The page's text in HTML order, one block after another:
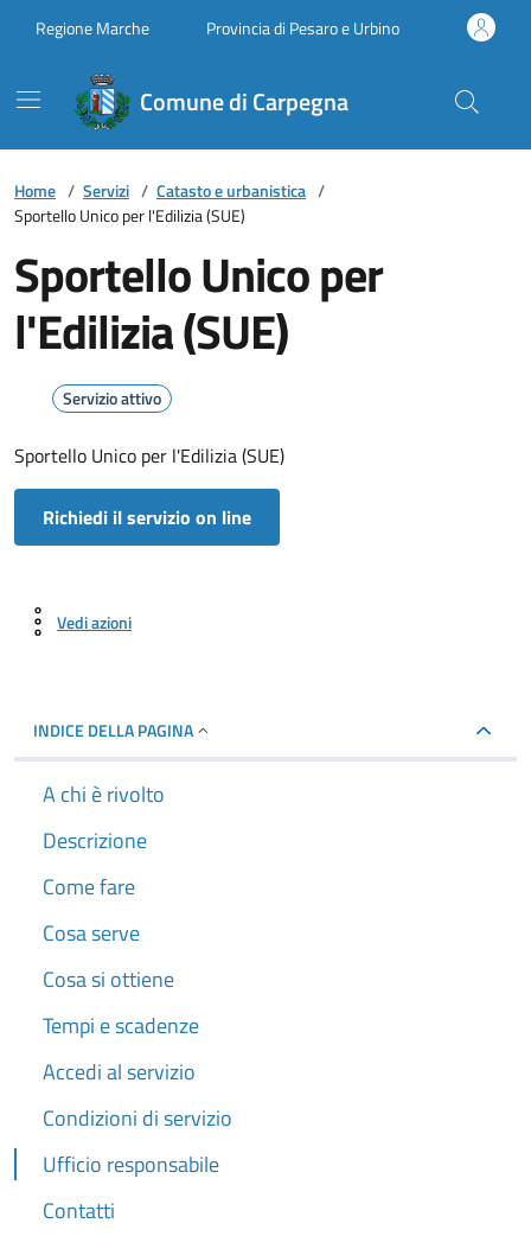
Regione Marche Provincia di Pesaro e Urbino
Comune di Carpegna
Home / Servizi / Catasto e urbanistica /
Sportello Unico per l'Edilizia (SUE)
Sportello Unico per
l'Edilizia (SUE)
Servizio attivo
Sportello Unico per l'Edilizia (SUE)
Richiedi il servizio on line
Vedi azioni
INDICE DELLA PAGINA
A chi è rivolto
Descrizione
Come fare
Cosa serve
Cosa si ottiene
Tempi e scadenze
Accedi al servizio
Condizioni di servizio
Ufficio responsabile
Contatti